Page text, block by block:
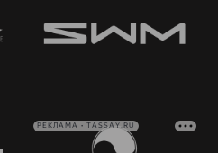
РЕКЛАМА • TASSAY.RU